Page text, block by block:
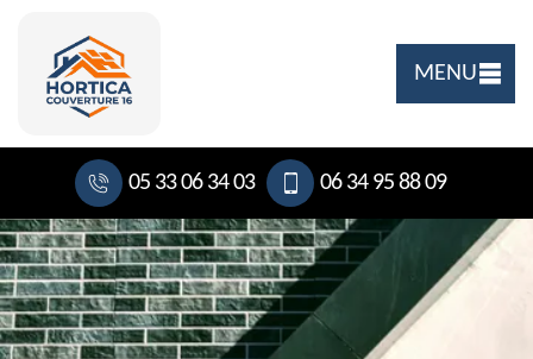
MENU
05 33 06 34 03 06 34 95 88 09